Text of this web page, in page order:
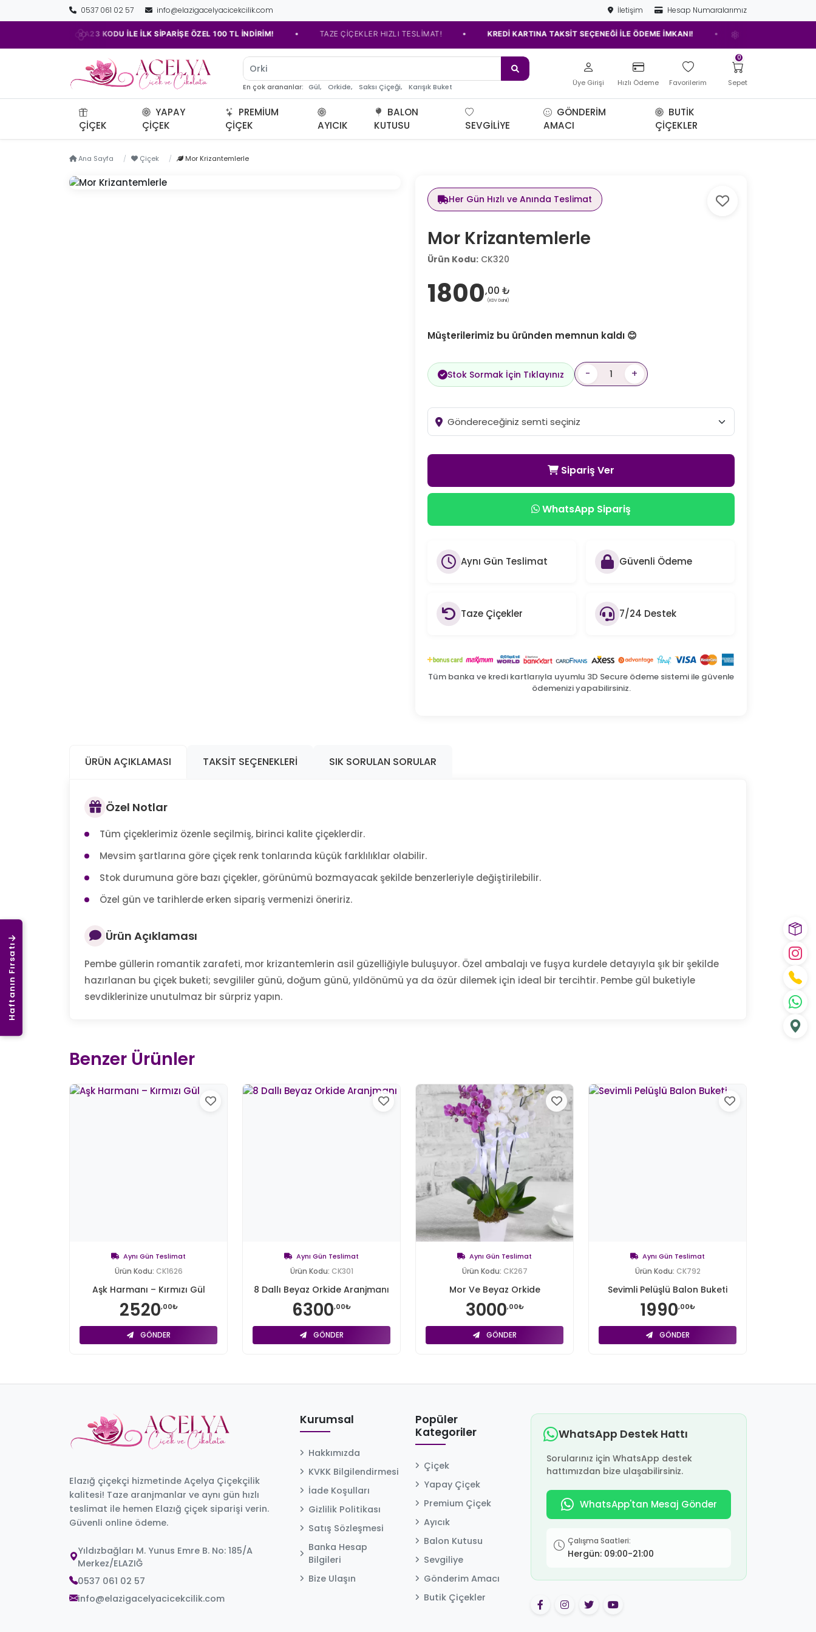
Haftanın Fırsatı
0537 061 02 57 info@elazigacelyacicekcilik.com İletişim Hesap Numaralarımız
ACELYA23 KODU İLE İLK SİPARİŞE ÖZEL 100 TL İNDİRİM! • TAZE ÇİÇEKLER HIZLI TESLİMAT! • KREDİ KARTINA TAKSİT SEÇENEĞİ İLE ÖDEME İMKANI! • ELAZIĞ'IN EN İYİ ÇİÇEKÇİSİ!
Orkide çiç
En çok arananlar: Gül, Orkide, Saksı Çiçeği, Karışık Buket Üye Girişi Hızlı Ödeme Favorilerim Sepet
0
ÇIÇEK
YAPAY
ÇIÇEK
PREMIUM
ÇIÇEK
AYICIK
BALON
KUTUSU
SEVGILIYE
GÖNDERIM
AMACI
BUTIK
ÇIÇEKLER
Ana Sayfa Çiçek Mor Krizantemlerle
Her Gün Hızlı ve Anında Teslimat
Mor Krizantemlerle
Ürün Kodu: CK320
1800,00 ₺
(KDV Dahil)
Müşterilerimiz bu üründen memnun kaldı 😊
Stok Sormak İçin Tıklayınız - +
Sipariş Ver
WhatsApp Sipariş
Aynı Gün Teslimat Güvenli Ödeme
Taze Çiçekler 7/24 Destek
Tüm banka ve kredi kartlarıyla uyumlu 3D Secure ödeme sistemi ile güvenle
ödemenizi yapabilirsiniz.
ÜRÜN AÇIKLAMASI TAKSIT SEÇENEKLERI SIK SORULAN SORULAR
Özel Notlar
Tüm çiçeklerimiz özenle seçilmiş, birinci kalite çiçeklerdir.
Mevsim şartlarına göre çiçek renk tonlarında küçük farklılıklar olabilir.
Stok durumuna göre bazı çiçekler, görünümü bozmayacak şekilde benzerleriyle değiştirilebilir.
Özel gün ve tarihlerde erken sipariş vermenizi öneririz.
Ürün Açıklaması
Pembe güllerin romantik zarafeti, mor krizantemlerin asil güzelliğiyle buluşuyor. Özel ambalajı ve fuşya kurdele detayıyla şık bir şekilde
hazırlanan bu çiçek buketi; sevgililer günü, doğum günü, yıldönümü ya da özür dilemek için ideal bir tercihtir. Pembe gül buketiyle
sevdiklerinize unutulmaz bir sürpriz yapın.
Benzer Ürünler
Aynı Gün Teslimat
Ürün Kodu: CK1626
Aşk Harmanı – Kırmızı Gül
2520,00₺
GÖNDER
Aynı Gün Teslimat
Ürün Kodu: CK301
8 Dallı Beyaz Orkide Aranjmanı
6300,00₺
GÖNDER
Aynı Gün Teslimat
Ürün Kodu: CK267
Mor Ve Beyaz Orkide
3000,00₺
GÖNDER
Aynı Gün Teslimat
Ürün Kodu: CK792
Sevimli Pelüşlü Balon Buketi
1990,00₺
GÖNDER
Elazığ çiçekçi hizmetinde Açelya Çiçekçilik
kalitesi! Taze aranjmanlar ve aynı gün hızlı
teslimat ile hemen Elazığ çiçek siparişi verin.
Güvenli online ödeme.
Yıldızbağları M. Yunus Emre B. No: 185/A
Merkez/ELAZIĞ
0537 061 02 57
info@elazigacelyacicekcilik.com
Kurumsal
Hakkımızda
KVKK Bilgilendirmesi
İade Koşulları
Gizlilik Politikası
Satış Sözleşmesi
Banka Hesap
Bilgileri
Bize Ulaşın
Popüler
Kategoriler
Çiçek
Yapay Çiçek
Premium Çiçek
Ayıcık
Balon Kutusu
Sevgiliye
Gönderim Amacı
Butik Çiçekler
WhatsApp Destek Hattı
Sorularınız için WhatsApp destek
hattımızdan bize ulaşabilirsiniz.
WhatsApp'tan Mesaj Gönder
Çalışma Saatleri:
Hergün: 09:00-21:00